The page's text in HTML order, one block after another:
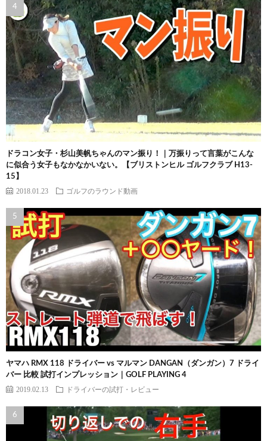
ドラコン女子・杉山美帆ちゃんのマン振り！｜万振りって言葉がこんな
に似合う女子もなかなかいない。【ブリストンヒル ゴルフクラブ H13-
15】
2018.01.23 ゴルフのラウンド動画
ヤマハ RMX 118 ドライバー vs マルマン DANGAN（ダンガン）7 ドライ
バー 比較 試打インプレッション｜GOLF PLAYING 4
2019.02.13 ドライバーの試打・レビュー